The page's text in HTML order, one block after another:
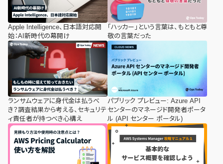
Apple Intelligence、日本語対応開
始：AI新時代の幕開け
「ハッカー」という言葉は、もともと尊
敬の言葉だった
ランサムウェアに身代金は払うべ
き？調査結果から考える、セキュリテ
ィ責任者が持つべき心構え
パブリック プレビュー: Azure API
センターのマネージド開発者ポータ
ル (API センター ポータル)